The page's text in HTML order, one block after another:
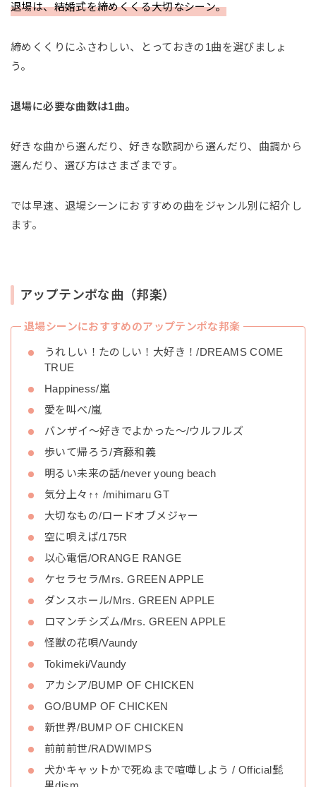
退場は、結婚式を締めくくる大切なシーン。
締めくくりにふさわしい、とっておきの1曲を選びましょ
う。
退場に必要な曲数は1曲。
好きな曲から選んだり、好きな歌詞から選んだり、曲調から
選んだり、選び方はさまざまです。
では早速、退場シーンにおすすめの曲をジャンル別に紹介し
ます。
アップテンポな曲（邦楽）
退場シーンにおすすめのアップテンポな邦楽
うれしい！たのしい！大好き！/DREAMS COME
TRUE
Happiness/嵐
愛を叫べ/嵐
バンザイ〜好きでよかった〜/ウルフルズ
歩いて帰ろう/斉藤和義
明るい未来の話/never young beach
気分上々↑↑ /mihimaru GT
大切なもの/ロードオブメジャー
空に唄えば/175R
以心電信/ORANGE RANGE
ケセラセラ/Mrs. GREEN APPLE
ダンスホール/Mrs. GREEN APPLE
ロマンチシズム/Mrs. GREEN APPLE
怪獣の花唄/Vaundy
Tokimeki/Vaundy
アカシア/BUMP OF CHICKEN
GO/BUMP OF CHICKEN
新世界/BUMP OF CHICKEN
前前前世/RADWIMPS
犬かキャットかで死ぬまで喧嘩しよう / Official髭